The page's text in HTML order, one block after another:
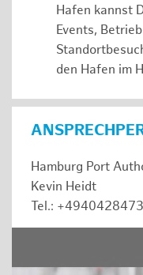
Hafen kannst
Events,
den Hafen im
Hamburg Port
Kevin Heidt
Tel.: